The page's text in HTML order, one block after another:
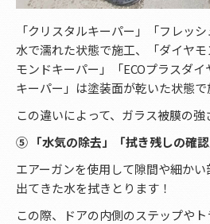
「クリスタルキーパー」「フレッ
水で濡れた状態で施工、「ダイヤ
モンドキーパー」「ECOプラスダ
キーパー」は塗装面が乾いた状態で
この違いによって、ガラス被膜の強
⑤ 「水気の除去」「拭き残しの確認
エアーガンを使用して隙間や細かい
出てきた水を拭きとります！
この際、ドアの内側のステップや